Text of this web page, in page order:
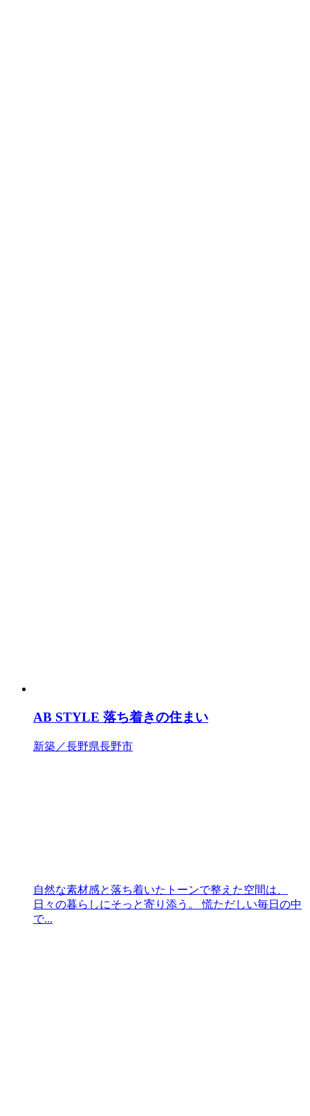
AB STYLE 落ち着きの住まい
新築／長野県長野市
自然な素材感と落ち着いたトーンで整えた空間は、
日々の暮らしにそっと寄り添う。 慌ただしい毎日の中
で...